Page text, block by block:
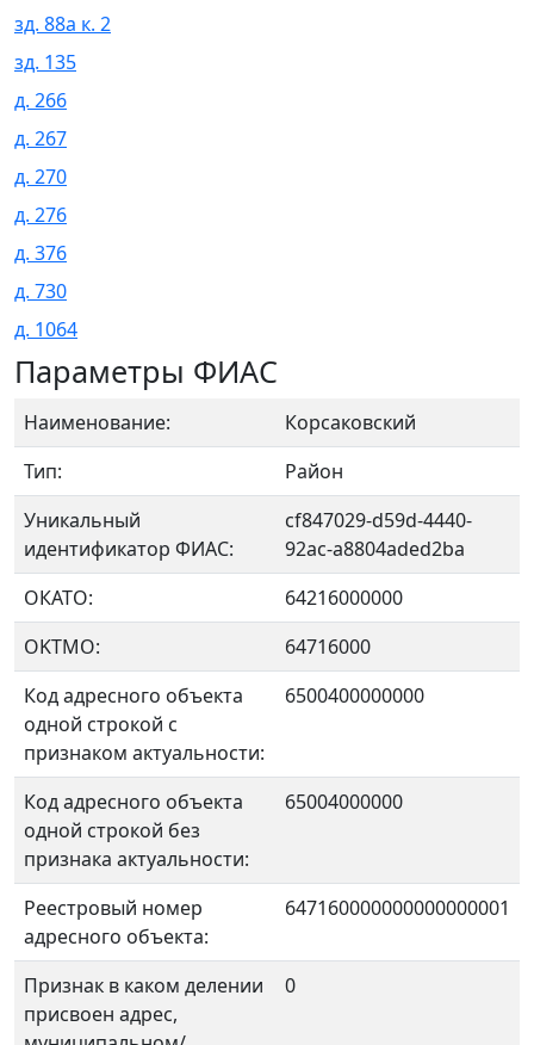
зд. 88а к. 2
зд. 135
д. 266
д. 267
д. 270
д. 276
д. 376
д. 730
д. 1064
Параметры ФИАС
Наименование:
Корсаковский
Тип:
Район
Уникальный
идентификатор ФИАС:
cf847029-d59d-4440-
92ac-a8804aded2ba
ОКАТО:
64216000000
OKTMO:
64716000
Код адресного объекта
одной строкой с
признаком актуальности:
6500400000000
Код адресного объекта
одной строкой без
признака актуальности:
65004000000
Реестровый номер
адресного объекта:
647160000000000000001
Признак в каком делении
присвоен адрес,
0